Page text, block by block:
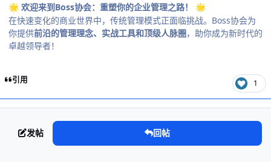
🌟 欢迎来到Boss协会：重塑你的企业管理之路！ 🌟
在快速变化的商业世界中，传统管理模式正面临挑战。Boss协会为
你提供前沿的管理理念、实战工具和顶级人脉圈，助你成为新时代的
卓越领导者！
引用 1
发帖 回帖